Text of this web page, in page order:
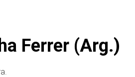
Ferrer (Arg.)